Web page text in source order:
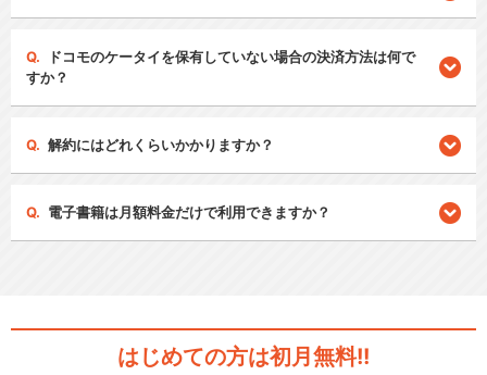
ドコモのケータイを保有していない場合の決済方法は何で
すか？
解約にはどれくらいかかりますか？
電子書籍は月額料金だけで利用できますか？
はじめての方は初月無料!!